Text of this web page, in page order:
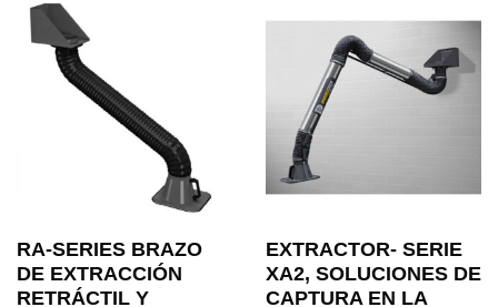
RA-SERIES BRAZO
DE EXTRACCIÓN
RETRÁCTIL Y
EXTRACTOR- SERIE
XA2, SOLUCIONES DE
CAPTURA EN LA